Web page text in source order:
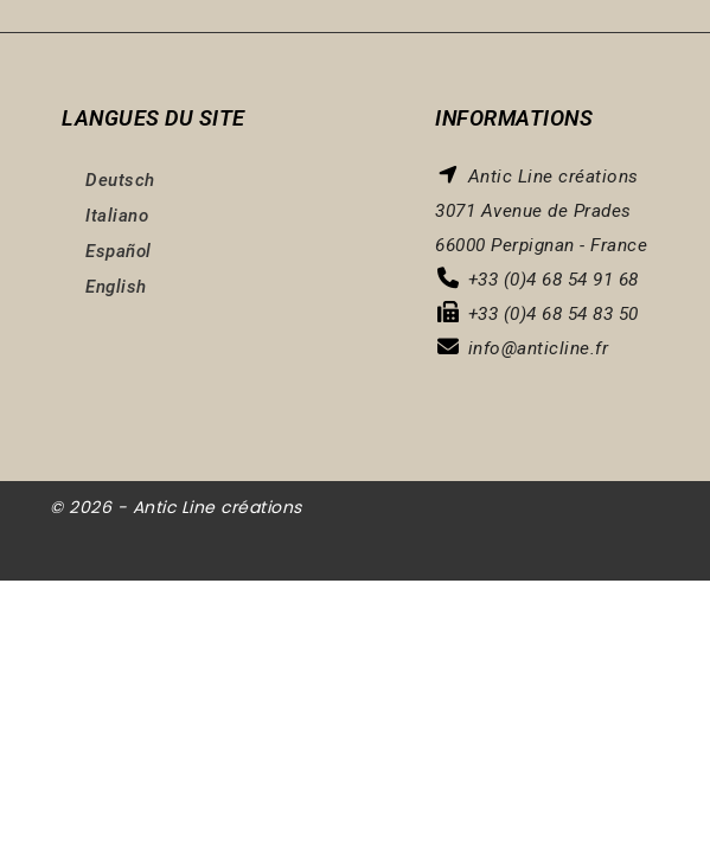
LANGUES DU SITE
Deutsch
Italiano
Español
English
INFORMATIONS
Antic Line créations
3071 Avenue de Prades
66000 Perpignan - France
+33 (0)4 68 54 91 68
+33 (0)4 68 54 83 50
info@anticline.fr
© 2026 - Antic Line créations